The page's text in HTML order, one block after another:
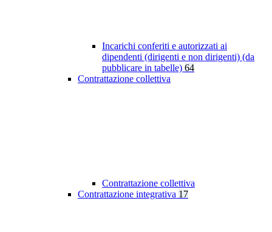
Incarichi conferiti e autorizzati ai
dipendenti (dirigenti e non dirigenti) (da
pubblicare in tabelle) 64
Contrattazione collettiva
Contrattazione collettiva
Contrattazione integrativa 17